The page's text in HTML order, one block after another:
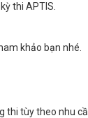
thi APTIS.
khảo bạn nhé.
thi tùy theo nhu